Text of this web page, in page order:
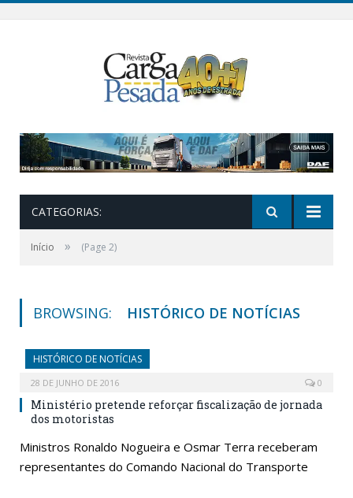
CATEGORIAS:
Início » (Page 2)
BROWSING: HISTÓRICO DE NOTÍCIAS
HISTÓRICO DE NOTÍCIAS
28 DE JUNHO DE 2016 0
Ministério pretende reforçar fiscalização de jornada
dos motoristas
Ministros Ronaldo Nogueira e Osmar Terra receberam
representantes do Comando Nacional do Transporte